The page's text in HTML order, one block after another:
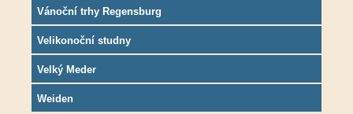
Vánoční trhy Regensburg
Velikonoční studny
Velký Meder
Weiden